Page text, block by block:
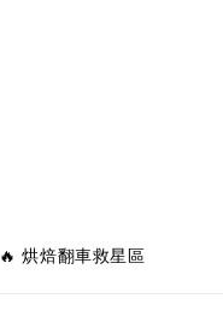
🔥 烘焙翻車救星區